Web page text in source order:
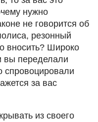
нужно
не говорится об
резонный
вносить? Широко
вы переделали
спровоцировали
за вас
из своего